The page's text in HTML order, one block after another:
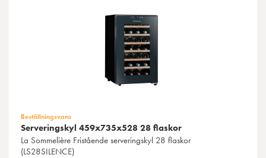
Beställningsvara
Serveringskyl 459x735x528 28 flaskor
La Sommelière Fristående serveringskyl 28 flaskor
(LS28SILENCE)